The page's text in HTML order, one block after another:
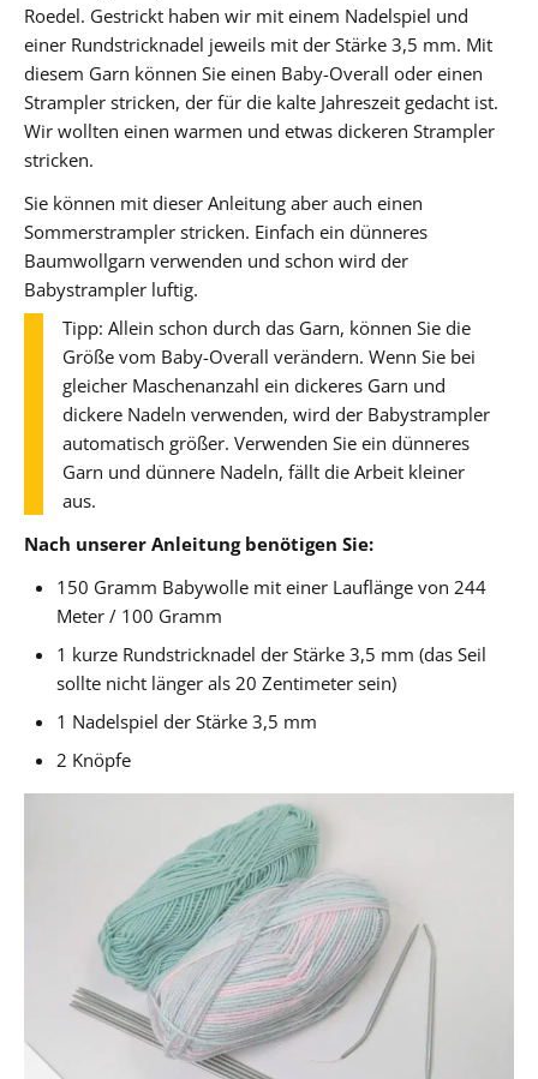
Roedel. Gestrickt haben wir mit einem Nadelspiel und
einer Rundstricknadel jeweils mit der Stärke 3,5 mm. Mit
diesem Garn können Sie einen Baby-Overall oder einen
Strampler stricken, der für die kalte Jahreszeit gedacht ist.
Wir wollten einen warmen und etwas dickeren Strampler
stricken.
Sie können mit dieser Anleitung aber auch einen
Sommerstrampler stricken. Einfach ein dünneres
Baumwollgarn verwenden und schon wird der
Babystrampler luftig.
Tipp: Allein schon durch das Garn, können Sie die
Größe vom Baby-Overall verändern. Wenn Sie bei
gleicher Maschenanzahl ein dickeres Garn und
dickere Nadeln verwenden, wird der Babystrampler
automatisch größer. Verwenden Sie ein dünneres
Garn und dünnere Nadeln, fällt die Arbeit kleiner
aus.
Nach unserer Anleitung benötigen Sie:
150 Gramm Babywolle mit einer Lauflänge von 244
Meter / 100 Gramm
1 kurze Rundstricknadel der Stärke 3,5 mm (das Seil
sollte nicht länger als 20 Zentimeter sein)
1 Nadelspiel der Stärke 3,5 mm
2 Knöpfe